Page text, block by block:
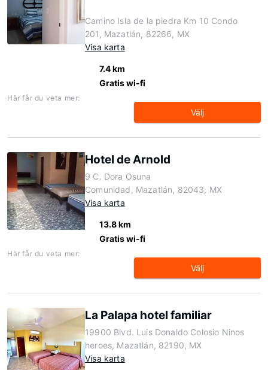
Camino Isla de la piedra Km 10 Condo
201, Mazatlán, 82266, MX
Visa karta
7.4 km
Gratis wi-fi
Här får du veta mer:
Välj
Hotel de Arnold
9 C. Dora Osuna
Comunidad, Mazatlán, 82043, MX
Visa karta
13.8 km
Gratis wi-fi
Här får du veta mer:
Välj
La Palapa hotel familiar
19900 Blvd. Luis Donaldo Colosio Ninos
heroes, Mazatlán, 82190, MX
Visa karta